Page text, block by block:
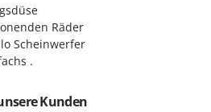
Räder
Scheinwerfer
.
Kunden